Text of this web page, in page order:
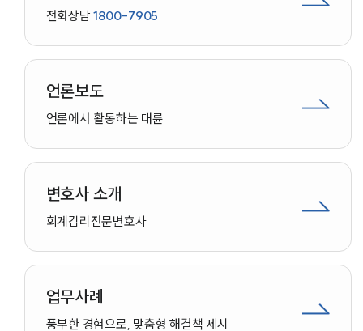
만화로 보는 사례
전화상담1800-7905
언론보도
언론에서 활동하는 대륜
변호사 소개
회계감리 전문변호사
업무사례
풍부한 경험으로, 맞춤형 해결책 제시